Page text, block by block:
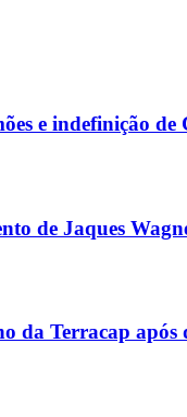
e indefinição
de Jaques
da Terracap após